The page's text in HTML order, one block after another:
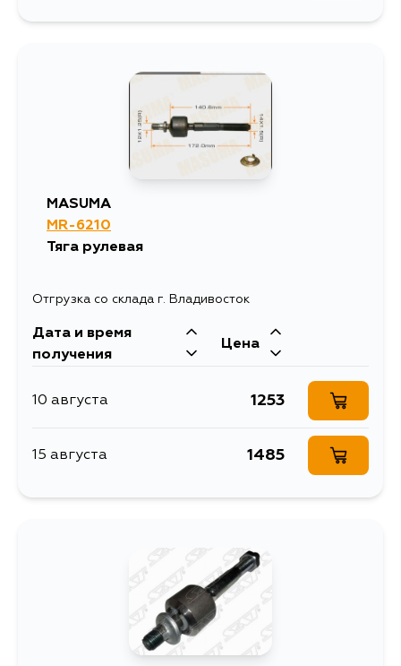
MASUMA
MR-6210
Тяга рулевая
Отгрузка со склада г. Владивосток
Дата и время
получения
Цена
10 августа 1253
15 августа 1485